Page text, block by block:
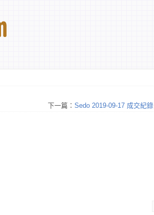
下一篇： Sedo 2019-09-17 成交紀錄